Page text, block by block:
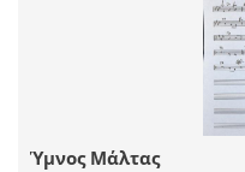
Ύμνος Μάλτας